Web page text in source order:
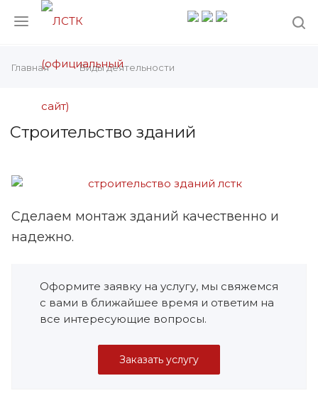
Главная Виды деятельности
Строительство зданий
Сделаем монтаж зданий качественно и
надежно.
Оформите заявку на услугу, мы свяжемся
с вами в ближайшее время и ответим на
все интересующие вопросы.
Заказать услугу